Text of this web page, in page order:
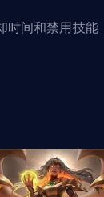
时间和禁用技能